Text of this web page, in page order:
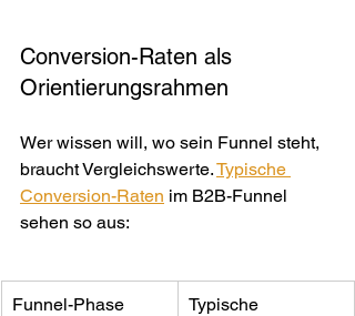
Conversion-Raten als
Orientierungsrahmen
Wer wissen will, wo sein Funnel steht,
braucht Vergleichswerte. Typische
Conversion-Raten im B2B-Funnel
sehen so aus:
Funnel-Phase
Typische